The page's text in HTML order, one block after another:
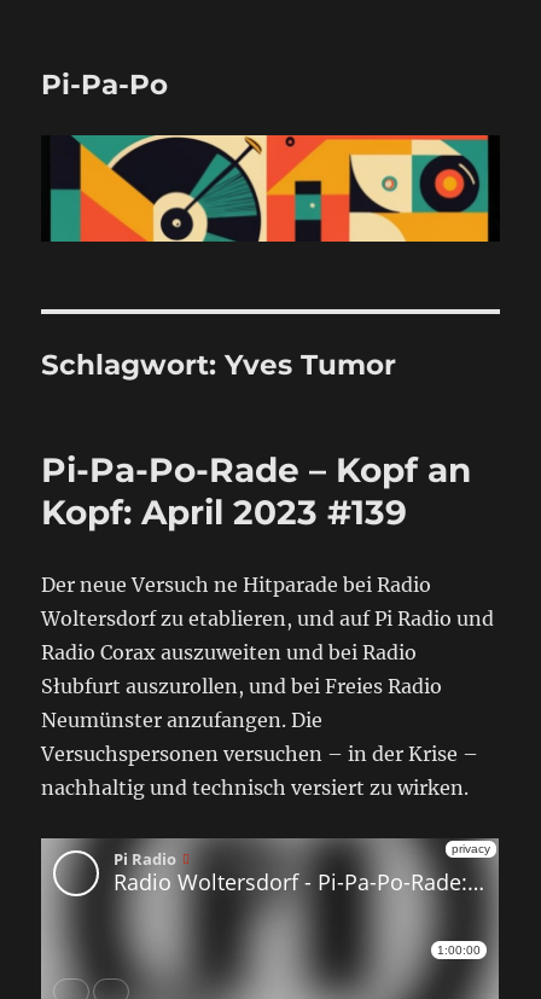
Pi-Pa-Po
Schlagwort:Yves Tumor
Pi-Pa-Po-Rade – Kopf an
Kopf: April 2023 #139
Der neue Versuch ne Hitparade bei Radio
Woltersdorf zu etablieren, und auf Pi Radio und
Radio Corax auszuweiten und bei Radio
Słubfurt auszurollen, und bei Freies Radio
Neumünster anzufangen. Die
Versuchspersonen versuchen – in der Krise –
nachhaltig und technisch versiert zu wirken.